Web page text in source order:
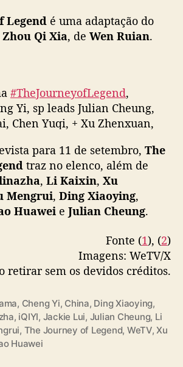
a
d
l
t
a
s
t
e
l
a
s
W
e
e
d
a
Legend é uma adaptação do
Zhou Qi Xia, de Wen Ruian.
#TheJourneyofLegend,
Yi, sp leads Julian Cheung,
Chen Yuqi, + Xu Zhenxuan,
11 premiere on iQIYI
t.co/mqzhDtsi1P#赴山海
iKx6bWV1vn
(@dramapotatoe)
para 11 de setembro, The
traz no elenco, além de
, Li Kaixin, Xu
Mengrui, Ding Xiaoying,
Huawei e Julian Cheung.
Fonte (1), (2)
Imagens: WeTV/X
retirar sem os devidos créditos.
, Cheng Yi, China, Ding Xiaoying,
, iQIYI, Jackie Lui, Julian Cheung, Li
, The Journey of Legend, WeTV,Xu
Huawei